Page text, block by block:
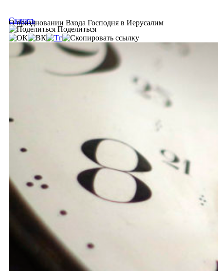
О праздновании Входа Господня в Иерусалим
Скачать
Поделиться